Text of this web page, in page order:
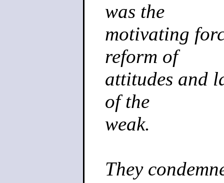
was the
motivating
reform of
attitudes and
of the
weak.
They